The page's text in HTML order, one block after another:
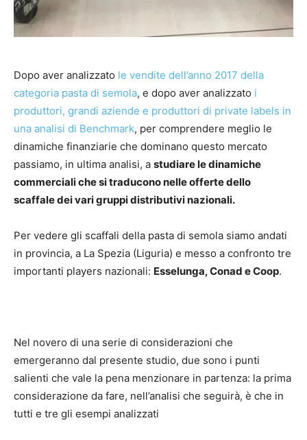
Dopo aver analizzato le vendite dell’anno 2017 della
categoria pasta di semola, e dopo aver analizzato i
produttori, grandi aziende e produttori di private labels in
una analisi di Benchmark, per comprendere meglio le
dinamiche finanziarie che dominano questo mercato
passiamo, in ultima analisi, a studiare le dinamiche
commerciali che si traducono nelle offerte dello
scaffale dei vari gruppi distributivi nazionali.
Per vedere gli scaffali della pasta di semola siamo andati
in provincia, a La Spezia (Liguria) e messo a confronto tre
importanti players nazionali: Esselunga, Conad e Coop.
Nel novero di una serie di considerazioni che
emergeranno dal presente studio, due sono i punti
salienti che vale la pena menzionare in partenza: la prima
considerazione da fare, nell’analisi che seguirà, è che in
tutti e tre gli esempi analizzati